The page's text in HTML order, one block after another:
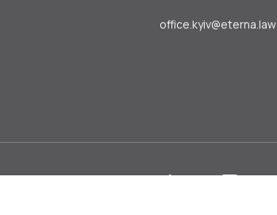
office.kyiv@eterna.law